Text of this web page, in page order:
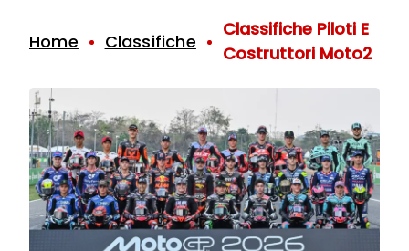
Home Classifiche
Classifiche Piloti E
Costruttori Moto2